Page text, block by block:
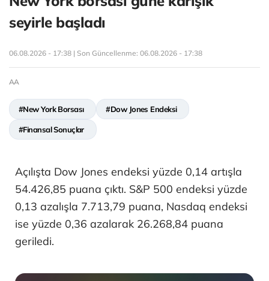
seyirle başladı
06.08.2026 - 17:38 | Son Güncellenme: 06.08.2026 - 17:38
AA
#New York Borsası #Dow Jones Endeksi
#Finansal Sonuçlar
Açılışta Dow Jones endeksi yüzde 0,14 artışla
54.426,85 puana çıktı. S&P 500 endeksi yüzde
0,13 azalışla 7.713,79 puana, Nasdaq endeksi
ise yüzde 0,36 azalarak 26.268,84 puana
geriledi.